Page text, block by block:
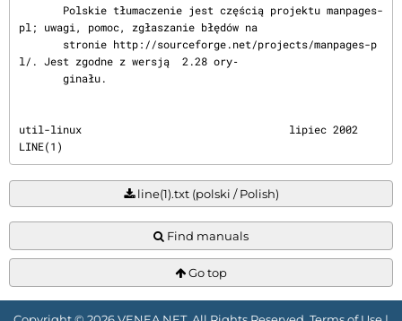
pl; uwagi, pomoc, zgłaszanie błędów na
l/. Jest zgodne z wersją  2.28 ory‐
       ginału.
util-linux                                 lipiec 2002
LINE(1)
line(1).txt (polski / Polish)
Find manuals
Go top